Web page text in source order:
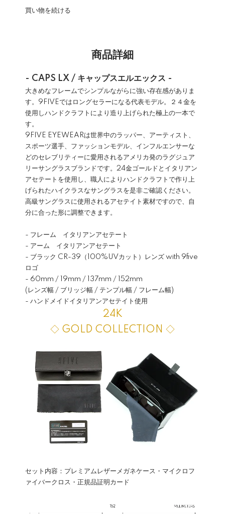
買い物を続ける
商品詳細
- CAPS LX / キャップスエルエックス -
大きめなフレームでシンプルながらに強い存在感がありま
す。9FIVEではロングセラーになる代表モデル。２４金を
使用しハンドクラフトにより造り上げられた極上の一本で
す。
9FIVE EYEWEARは世界中のラッパー、アーティスト、
スポーツ選手、ファッションモデル、インフルエンサーな
どのセレブリティーに愛用されるアメリカ発のラグジュア
リーサングラスブランドです。24金ゴールドとイタリアン
アセテートを使用し、職人によりハンドクラフトで作り上
げられたハイクラスなサングラスを是非ご確認ください。
高級サングラスに使用されるアセテイト素材ですので、自
分に合った形に調整できます。
- フレーム イタリアンアセテート
- アーム イタリアンアセテート
- ブラック CR-39（100%UVカット）レンズ with 9five
ロゴ
- 60mm / 19mm / 137mm / 152mm
(レンズ幅 / ブリッジ幅 / テンプル幅 / フレーム幅)
- ハンドメイドイタリアンアセテイト使用
24K
◇ GOLD COLLECTION ◇
セット内容：プレミアムレザーメガネケース・マイクロフ
ァイバークロス・正規品証明カード